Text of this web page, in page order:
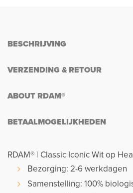
BESCHRIJVING
VERZENDING & RETOUR
ABOUT RDAM®
BETAALMOGELIJKHEDEN
RDAM® | Classic Iconic Wit op
Bezorging: 2-6 werkdagen
Samenstelling: 100%